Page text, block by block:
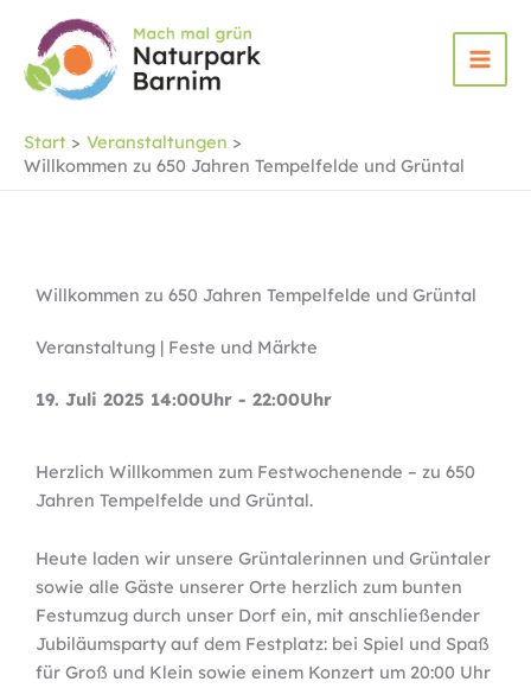
Inhalt
springen
Start
Veranstaltungen
Willkommen zu 650 Jahren Tempelfelde und Grüntal
Willkommen zu 650 Jahren Tempelfelde und Grüntal
Veranstaltung | Feste und Märkte
19. Juli 2025 14:00Uhr - 22:00Uhr
Herzlich Willkommen zum Festwochenende – zu 650
Jahren Tempelfelde und Grüntal.
Heute laden wir unsere Grüntalerinnen und Grüntaler
sowie alle Gäste unserer Orte herzlich zum bunten
Festumzug durch unser Dorf ein, mit anschließender
Jubiläumsparty auf dem Festplatz: bei Spiel und Spaß
für Groß und Klein sowie einem Konzert um 20:00 Uhr